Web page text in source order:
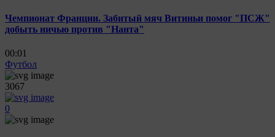
Чемпионат Франции. Забитый мяч Витиньи помог "ПСЖ"
добыть ничью против "Нанта"
00:01
Футбол
3067
0